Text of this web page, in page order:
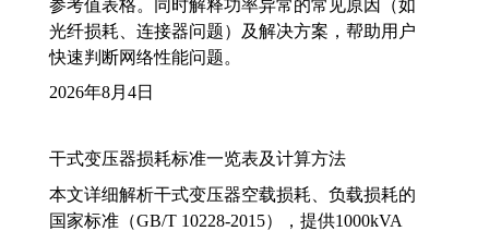
参考值表格。同时解释功率异常的常见原因（如
光纤损耗、连接器问题）及解决方案，帮助用户
快速判断网络性能问题。
2026年8月4日
干式变压器损耗标准一览表及计算方法
本文详细解析干式变压器空载损耗、负载损耗的
国家标准（GB/T 10228-2015），提供1000kVA